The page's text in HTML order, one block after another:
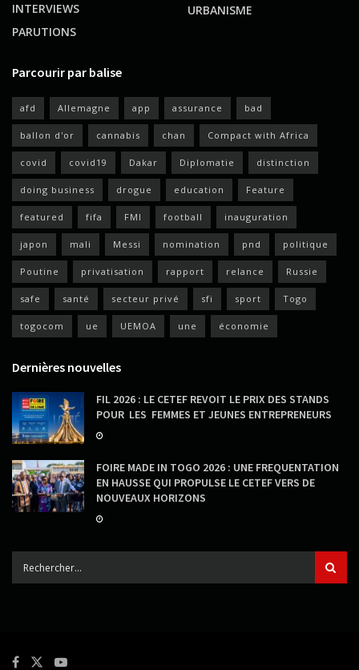
INTERVIEWS
PARUTIONS
URBANISME
Parcourir par balise
afd Allemagne app assurance bad
ballon d'or cannabis chan Compact with Africa
covid covid19 Dakar Diplomatie distinction
doing business drogue education Feature
featured fifa FMI football inauguration
japon mali Messi nomination pnd politique
Poutine privatisation rapport relance Russie
safe santé secteur privé sfi sport Togo
togocom ue UEMOA une économie
Dernières nouvelles
FIL 2026 : LE CETEF REVOIT LE PRIX DES STANDS
POUR LES FEMMES ET JEUNES ENTREPRENEURS
FOIRE MADE IN TOGO 2026 : UNE FREQUENTATION
EN HAUSSE QUI PROPULSE LE CETEF VERS DE
NOUVEAUX HORIZONS